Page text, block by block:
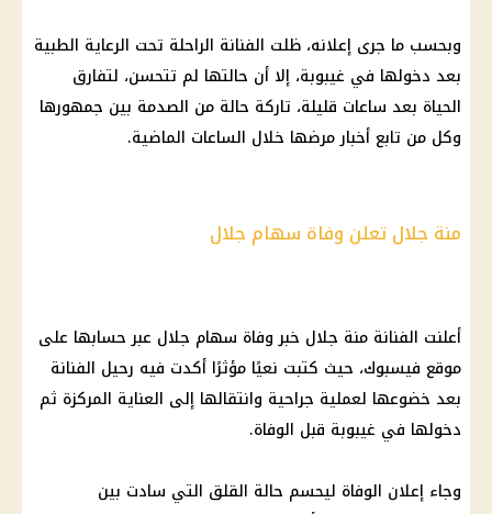
وبحسب ما جرى إعلانه، ظلت الفنانة الراحلة تحت الرعاية الطبية
بعد دخولها في غيبوبة، إلا أن حالتها لم تتحسن، لتفارق
الحياة بعد ساعات قليلة، تاركة حالة من الصدمة بين جمهورها
وكل من تابع أخبار مرضها خلال الساعات الماضية.
منة جلال تعلن وفاة سهام جلال
أعلنت الفنانة منة جلال خبر وفاة سهام جلال عبر حسابها على
موقع فيسبوك، حيث كتبت نعيًا مؤثرًا أكدت فيه رحيل الفنانة
بعد خضوعها لعملية جراحية وانتقالها إلى العناية المركزة ثم
دخولها في غيبوبة قبل الوفاة.
وجاء إعلان الوفاة ليحسم حالة القلق التي سادت بين